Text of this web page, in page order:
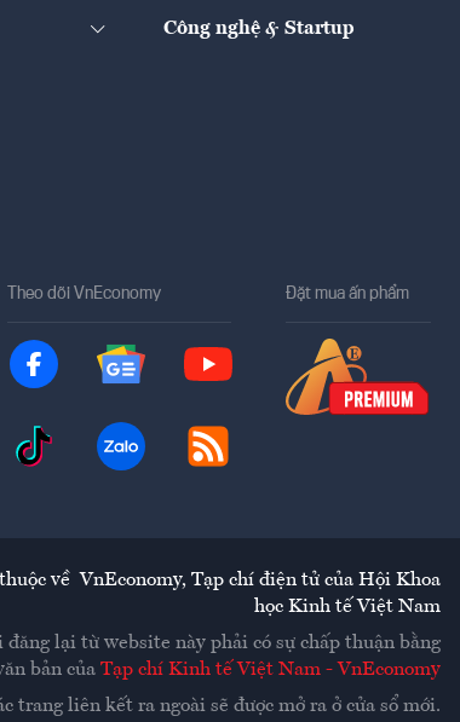
Công nghệ & Startup
Theo dõi VnEconomy Đặt mua ấn phẩm
về VnEconomy, Tạp chí điện tử của Hội Khoa
học Kinh tế Việt Nam
lại từ website này phải có sự chấp thuận bằng
bản của Tạp chí Kinh tế Việt Nam - VnEconomy
trang liên kết ra ngoài sẽ được mở ra ở cửa sổ mới.